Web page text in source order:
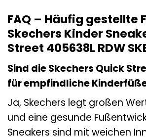
FAQ – Häufig gestellte
Skechers Kinder
Street 405638L RDW
Sind die Skechers Quick
für empfindliche
Ja, Skechers legt großen
und eine gesunde
Sneakers sind mit weichen